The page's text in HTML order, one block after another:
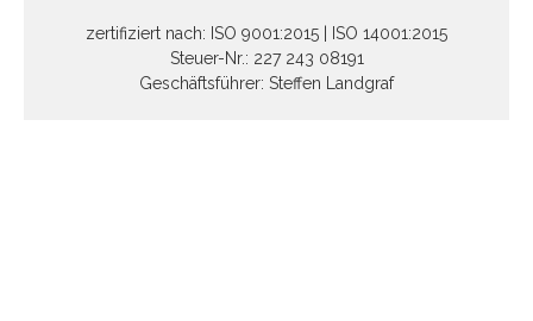
zertifiziert nach: ISO 9001:2015 | ISO 14001:2015
Steuer-Nr.: 227 243 08191
Geschäftsführer: Steffen Landgraf